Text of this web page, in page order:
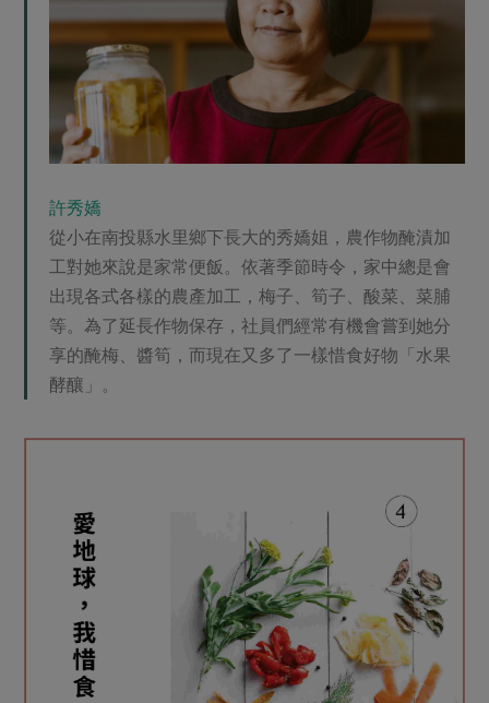
許秀嬌
從小在南投縣水里鄉下長大的秀嬌姐，農作物醃漬加
工對她來說是家常便飯。依著季節時令，家中總是會
出現各式各樣的農產加工，梅子、筍子、酸菜、菜脯
等。為了延長作物保存，社員們經常有機會嘗到她分
享的醃梅、醬筍，而現在又多了一樣惜食好物「水果
酵釀」。